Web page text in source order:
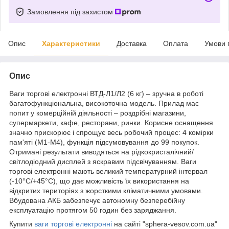
Замовлення під захистом
Опис Характеристики Доставка Оплата Умови
Опис
Ваги торгові електронні ВТД-Л1/Л2 (6 кг) – зручна в роботі
багатофункціональна, високоточна модель. Прилад має
попит у комерційній діяльності – роздрібні магазини,
супермаркети, кафе, ресторани, ринки. Корисне оснащення
значно прискорює і спрощує весь робочий процес: 4 комірки
пам'яті (М1-М4), функція підсумовування до 99 покупок.
Отримані результати виводяться на рідкокристалічний/
світлодіодний дисплей з яскравим підсвічуванням. Ваги
торгові електронні мають великий температурний інтервал
(-10°C/+45°C), що дає можливість їх використання на
відкритих територіях з жорсткими кліматичними умовами.
Вбудована АКБ забезпечує автономну безперебійну
експлуатацію протягом 50 годин без заряджання.
Купити ваги торгові електронні на сайті "sphera-vesov.com.ua"